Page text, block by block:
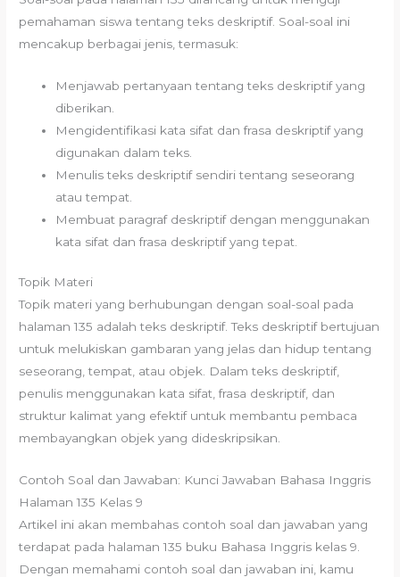
pemahaman siswa tentang teks deskriptif. Soal-soal ini
mencakup berbagai jenis, termasuk:
Menjawab pertanyaan tentang teks deskriptif yang
diberikan.
Mengidentifikasi kata sifat dan frasa deskriptif yang
digunakan dalam teks.
Menulis teks deskriptif sendiri tentang seseorang
atau tempat.
Membuat paragraf deskriptif dengan menggunakan
kata sifat dan frasa deskriptif yang tepat.
Topik Materi
Topik materi yang berhubungan dengan soal-soal pada
halaman 135 adalah teks deskriptif. Teks deskriptif bertujuan
untuk melukiskan gambaran yang jelas dan hidup tentang
seseorang, tempat, atau objek. Dalam teks deskriptif,
penulis menggunakan kata sifat, frasa deskriptif, dan
struktur kalimat yang efektif untuk membantu pembaca
membayangkan objek yang dideskripsikan.
Contoh Soal dan Jawaban: Kunci Jawaban Bahasa Inggris
Halaman 135 Kelas 9
Artikel ini akan membahas contoh soal dan jawaban yang
terdapat pada halaman 135 buku Bahasa Inggris kelas 9.
Dengan memahami contoh soal dan jawaban ini, kamu